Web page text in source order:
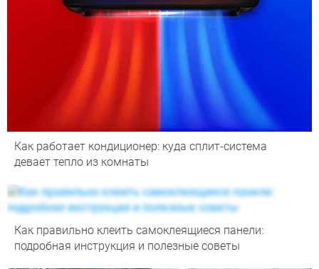
Как работает кондиционер: куда сплит-система
девает тепло из комнаты
Как правильно клеить самоклеящиеся панели:
подробная инструкция и полезные советы